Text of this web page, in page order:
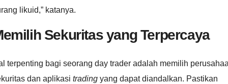
likuid,” katanya.
Sekuritas yang Terpercaya
terpenting bagi seorang day trader adalah memilih
dan aplikasi trading yang dapat diandalkan. Pastikan